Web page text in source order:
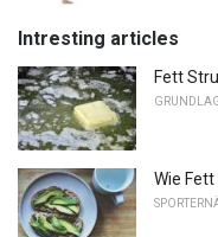
Intresting articles
Fett
Wie